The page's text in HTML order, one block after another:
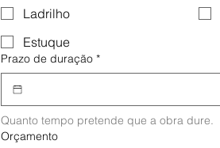
Ladrilho
Estuque
Prazo de duração *
Quanto tempo pretende que a obra dure.
Orçamento